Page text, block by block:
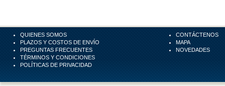
QUIENES SOMOS
PLAZOS Y COSTOS DE ENVÍO
PREGUNTAS FRECUENTES
TÉRMINOS Y CONDICIONES
POLÍTICAS DE PRIVACIDAD
CONTÁCTENOS
MAPA
NOVEDADES